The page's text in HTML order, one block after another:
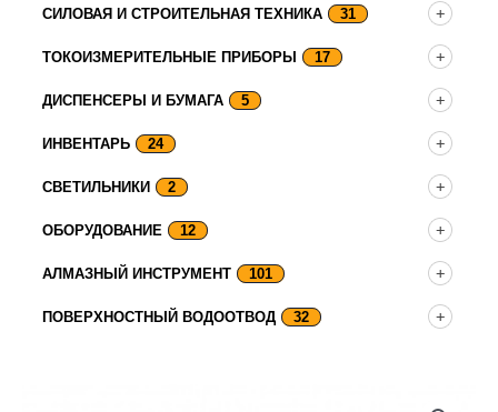
СИЛОВАЯ И СТРОИТЕЛЬНАЯ ТЕХНИКА 31
ТОКОИЗМЕРИТЕЛЬНЫЕ ПРИБОРЫ 17
ДИСПЕНСЕРЫ И БУМАГА 5
ИНВЕНТАРЬ 24
СВЕТИЛЬНИКИ 2
ОБОРУДОВАНИЕ 12
АЛМАЗНЫЙ ИНСТРУМЕНТ 101
ПОВЕРХНОСТНЫЙ ВОДООТВОД 32